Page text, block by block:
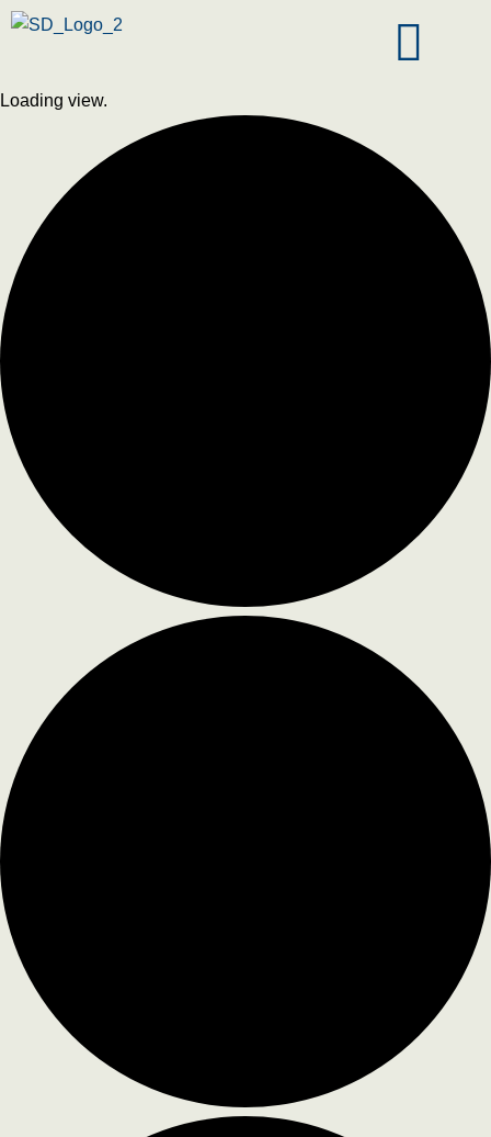
Loading view.